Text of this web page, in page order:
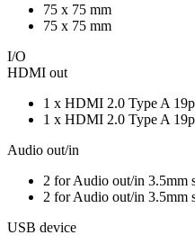
75 x 75 mm
75 x 75 mm
I/O
HDMI out
1 x HDMI 2.0 Type A
1 x HDMI 2.0 Type A
Audio out/in
2 for Audio out/in 3.5mm
2 for Audio out/in 3.5mm
USB device